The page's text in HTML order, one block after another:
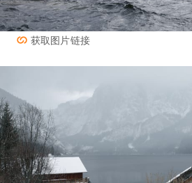
获取图片链接